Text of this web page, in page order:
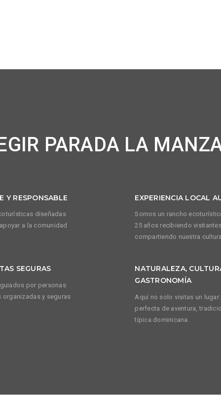
PARADA LA
Y RESPONSABLE
diseñadas
a la comunidad
EXPERIENCIA LOCAL
Somos un rancho
25 años recibiendo
compartiendo nuestra
SEGURAS
por personas
organizadas y seguras
NATURALEZA,
GASTRONOMÍA
Aquí no solo visitas un
perfecta de aventura,
típica dominicana.